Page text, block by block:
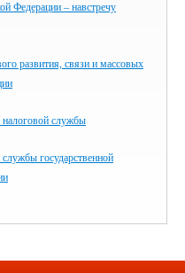
Федерации – навстречу
развития, связи и массовых
службы
государственной